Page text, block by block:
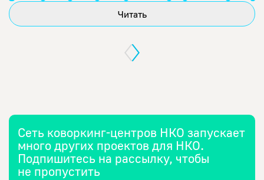
Читать
Сеть коворкинг-центров НКО запускает
много других проектов для НКО.
Подпишитесь на рассылку, чтобы
не пропустить